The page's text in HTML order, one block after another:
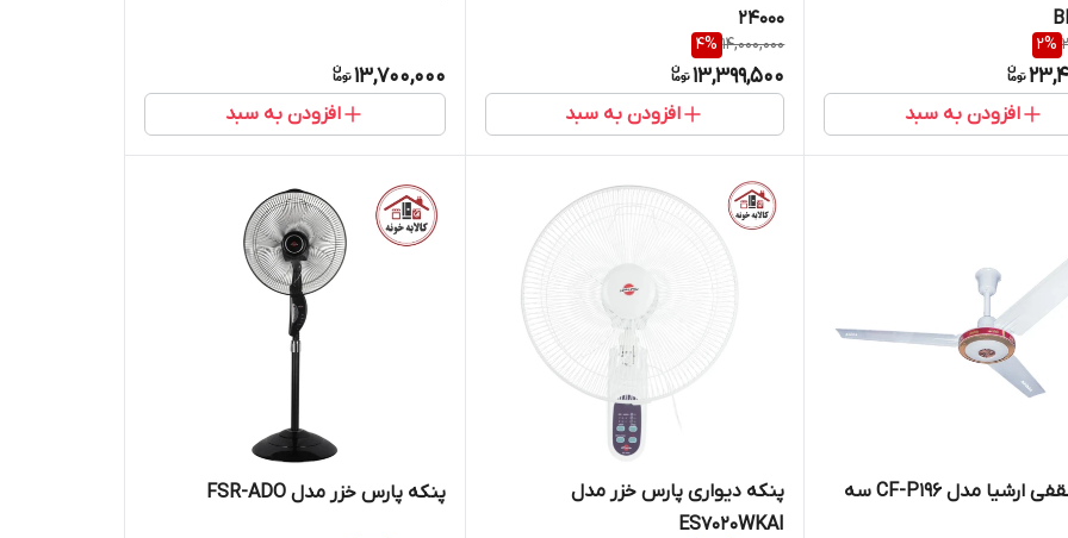
2%
افزودن به سبد
24000
14,000,000
4%
13,399,500
افزودن به سبد
13,700,000
افزودن به سبد
پنکه سقفی ارشیا مدل CF-P196 سه
پنکه دیواری پارس خزر مدل
ES7020WKAI
پنکه پارس خزر مدل FSR-ADO